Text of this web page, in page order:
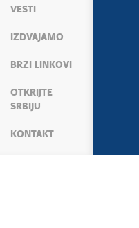
VESTI
IZDVAJAMO
BRZI LINKOVI
OTKRIJTE
SRBIJU
KONTAKT